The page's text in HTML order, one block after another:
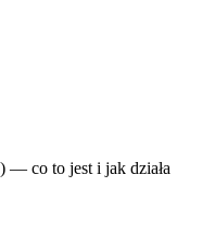
— co to jest i jak działa